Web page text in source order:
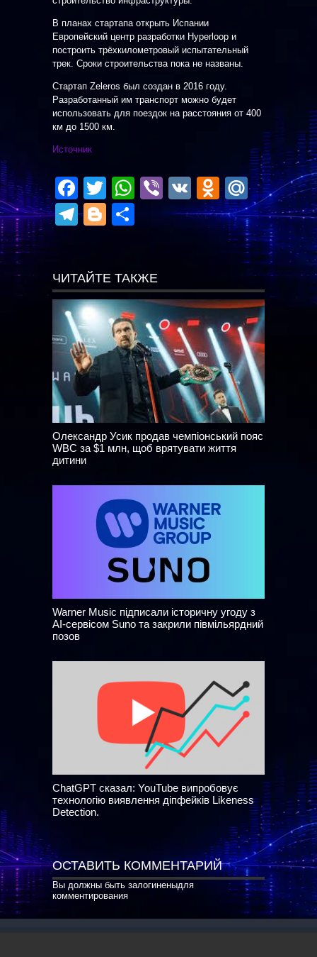
В планах стартапа открыть Испании
Европейский центр разработки Hyperloop и
построить трёхкилометровый испытательный
трек. Сроки строительства пока не названы.
Стартап Zeleros был создан в 2016 году.
Разработанный им транспорт можно будет
использовать для поездок на расстояния от 400
км до 1500 км.
Источник
Facebook
TwitterWhatsApp
Viber
VK
Telegram
Blogger
Отправить
ЧИТАЙТЕ ТАКЖЕ
Олександр Усик продав чемпіонський пояс
WBC за $1 млн, щоб врятувати життя
дитини
Warner Music підписали історичну угоду з
AI-сервісом Suno та закрили півмільярдний
позов
ChatGPT сказал: YouTube випробовує
технологію виявлення діпфейків Likeness
Detection.
ОСТАВИТЬ КОММЕНТАРИЙ
Вы должны быть залогиненыдля
комментирования